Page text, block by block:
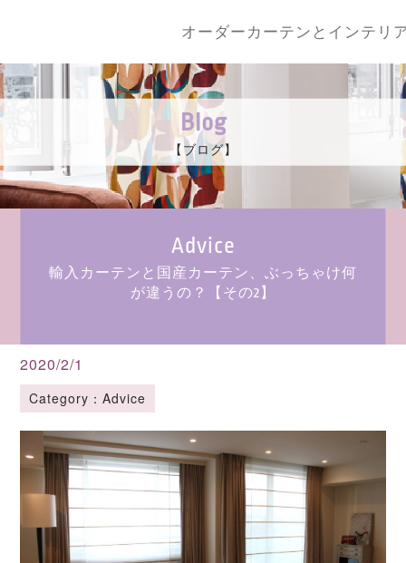
オーダーカーテンとインテリ
Blog
【ブログ】
Advice
輸入カーテンと国産カーテン、ぶっちゃけ何
が違うの？【その2】
2020/2/1
Category：Advice